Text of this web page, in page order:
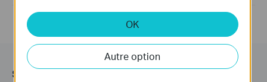
s’Abonner
OK
Autre option